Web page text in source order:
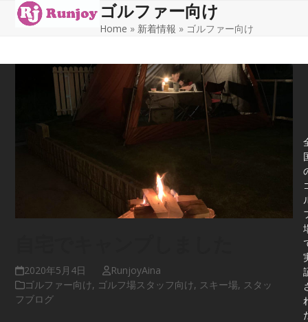
Open
mobile
Close
mobile
ゴルファー向け
Home » 新着情報 » ゴルファー向け
2020年5月4日
RunjoyAina
ゴルファー向け, ゴルフ場スタッフ向け, スキー場, スタッ
フブログ